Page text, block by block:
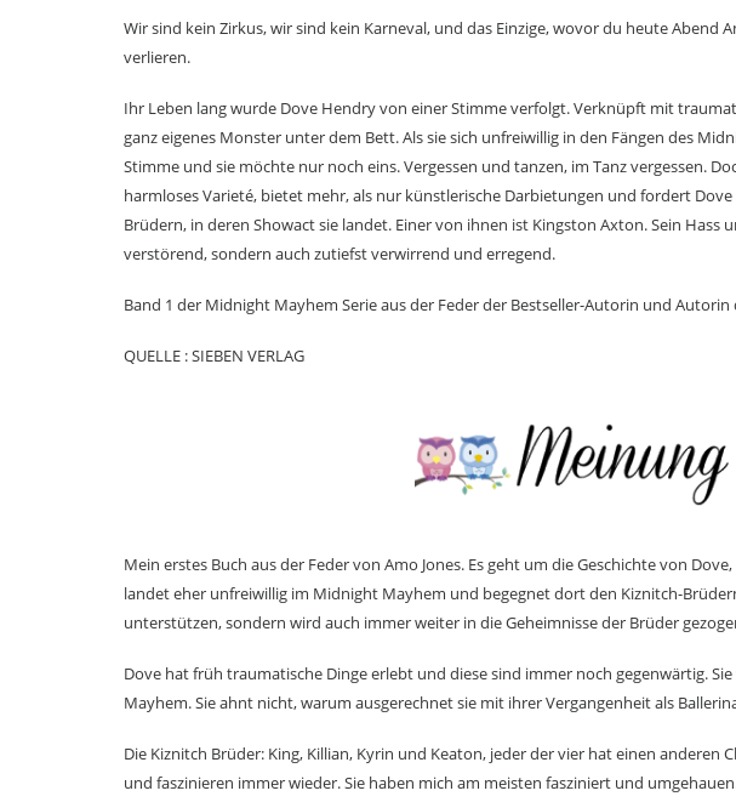
Wir sind kein Zirkus, wir sind kein Karneval, und das Einzige, wovor du heute Abend
verlieren.
Ihr Leben lang wurde Dove Hendry von einer Stimme verfolgt. Verknüpft mit
ganz eigenes Monster unter dem Bett. Als sie sich unfreiwillig in den Fängen des
Stimme und sie möchte nur noch eins. Vergessen und tanzen, im Tanz vergessen.
harmloses Varieté, bietet mehr, als nur künstlerische Darbietungen und fordert Dove
Brüdern, in deren Showact sie landet. Einer von ihnen ist Kingston Axton. Sein Hass
verstörend, sondern auch zutiefst verwirrend und erregend.
Band 1 der Midnight Mayhem Serie aus der Feder der Bestseller-Autorin und Autorin
QUELLE : SIEBEN VERLAG
Mein erstes Buch aus der Feder von Amo Jones. Es geht um die Geschichte von
landet eher unfreiwillig im Midnight Mayhem und begegnet dort den Kiznitch-
unterstützen, sondern wird auch immer weiter in die Geheimnisse der Brüder
Dove hat früh traumatische Dinge erlebt und diese sind immer noch gegenwärtig.
Mayhem. Sie ahnt nicht, warum ausgerechnet sie mit ihrer Vergangenheit als
Die Kiznitch Brüder: King, Killian, Kyrin und Keaton, jeder der vier hat einen anderen
und faszinieren immer wieder. Sie haben mich am meisten fasziniert und